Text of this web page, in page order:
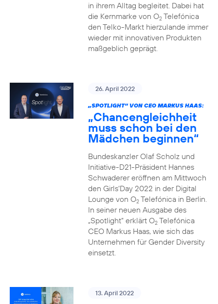
in ihrem Alltag begleitet. Dabei hat
die Kernmarke von O2Telefónica
den Telko-Markt hierzulande immer
wieder mit innovativen Produkten
maßgeblich geprägt.
26. April 2022
„SPOTLIGHT“ VON CEO MARKUS HAAS:
„Chancengleichheit
muss schon bei den
Mädchen beginnen“
Bundeskanzler Olaf Scholz und
Initiative-D21-Präsident Hannes
Schwaderer eröffnen am Mittwoch
den Girls‘Day 2022 in der Digital
Lounge von O2Telefónica in Berlin.
In seiner neuen Ausgabe des
„Spotlight“ erklärt O2Telefónica
CEO Markus Haas, wie sich das
Unternehmen für Gender Diversity
einsetzt.
13. April 2022